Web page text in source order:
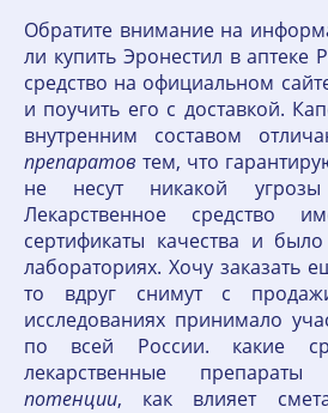
Обратите внимание на
ли купить Эронестил в аптеке
средство на официальном
и поучить его с доставкой.
внутренним составом
препаратов тем, что
не несут никакой
Лекарственное средство
сертификаты качества и
лабораториях. Хочу заказать
то вдруг снимут с
исследованиях принимало
по всей России. какие
лекарственные
потенции, как влияет